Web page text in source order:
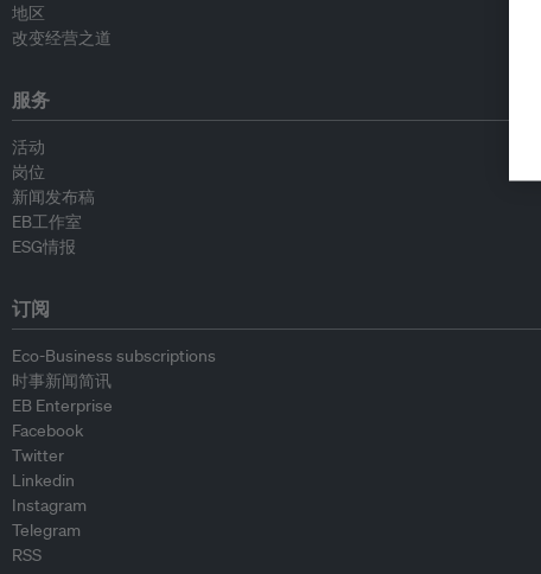
地区
改变经营之道
服务
活动
岗位
新闻发布稿
EB工作室
ESG情报
订阅
Eco-Business subscriptions
时事新闻简讯
EB Enterprise
Facebook
Twitter
Linkedin
Instagram
Telegram
RSS